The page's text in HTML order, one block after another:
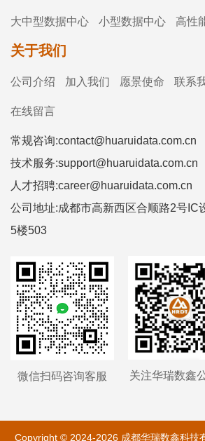
大中型数据中心 小型数据中心 高性
关于我们
公司介绍 加入我们 愿景使命 联系
在线留言
常规咨询:contact@huaruidata.com.cn
技术服务:support@huaruidata.com.cn
人才招聘:career@huaruidata.com.cn
公司地址:成都市高新西区合顺路2号IC
5楼503
微信扫码咨询客服 关注华瑞数鑫
Copyright © 2024-2026 成都华瑞数鑫科